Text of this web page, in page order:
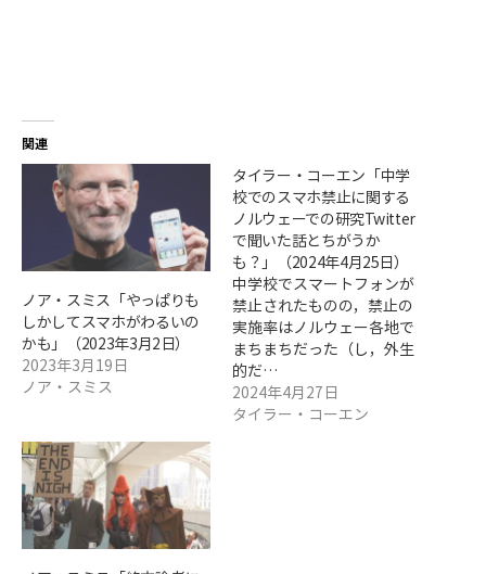
関連
ノア・スミス「やっぱりも
しかしてスマホがわるいの
かも」（2023年3月2日）
2023年3月19日
ノア・スミス
タイラー・コーエン「中学
校でのスマホ禁止に関する
ノルウェーでの研究――Twitter
で聞いた話とちがうか
も？」（2024年4月25日）
中学校でスマートフォンが
禁止されたものの，禁止の
実施率はノルウェー各地で
まちまちだった（し，外生
的だ…
2024年4月27日
タイラー・コーエン